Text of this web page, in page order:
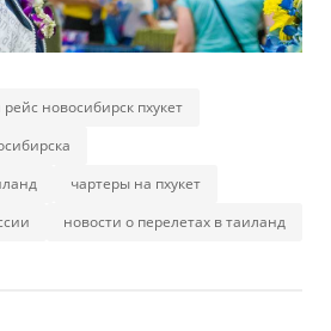
новосибирск пхукет
чартеры на пхукет
новости о перелетах в таиланд